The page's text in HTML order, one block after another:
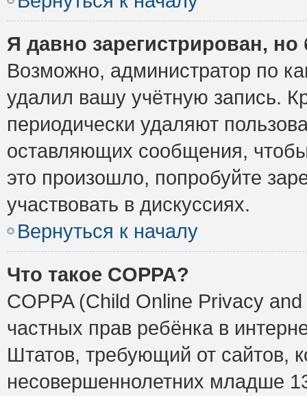
Я давно зарегистрирован,
Возможно, администратор по
удалил вашу учётную запись.
периодически удаляют
оставляющих сообщения,
это произошло, попробуйте
участвовать в дискуссиях.
Вернуться к началу
Что такое COPPA?
COPPA (Child Online Privacy
частных прав ребёнка в
Штатов, требующий от сайтов,
несовершеннолетних младше